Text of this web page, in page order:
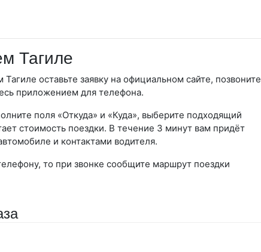
Тагиле
оставьте заявку на официальном сайте, позвоните
приложением для телефона.
поля «Откуда» и «Куда», выберите подходящий
стоимость поездки. В течение 3 минут вам придёт
и контактами водителя.
то при звонке сообщите маршрут поездки